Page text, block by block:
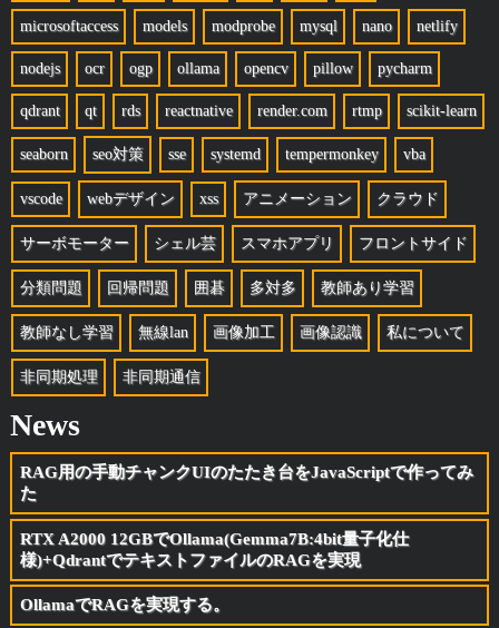
microsoftaccess models modprobe mysql nano netlify
nodejs ocr ogp ollama opencv pillow pycharm
qdrant qt rds reactnative render.com rtmp scikit-learn
seaborn seo対策 sse systemd tempermonkey vba
vscode webデザイン xss アニメーション クラウド
サーボモーター シェル芸 スマホアプリ フロントサイド
分類問題 回帰問題 囲碁 多対多 教師あり学習
教師なし学習 無線lan 画像加工 画像認識 私について
非同期処理 非同期通信
News
RAG用の手動チャンクUIのたたき台をJavaScriptで作ってみ
た
RTX A2000 12GBでOllama(Gemma7B:4bit量子化仕
様)+QdrantでテキストファイルのRAGを実現
OllamaでRAGを実現する。